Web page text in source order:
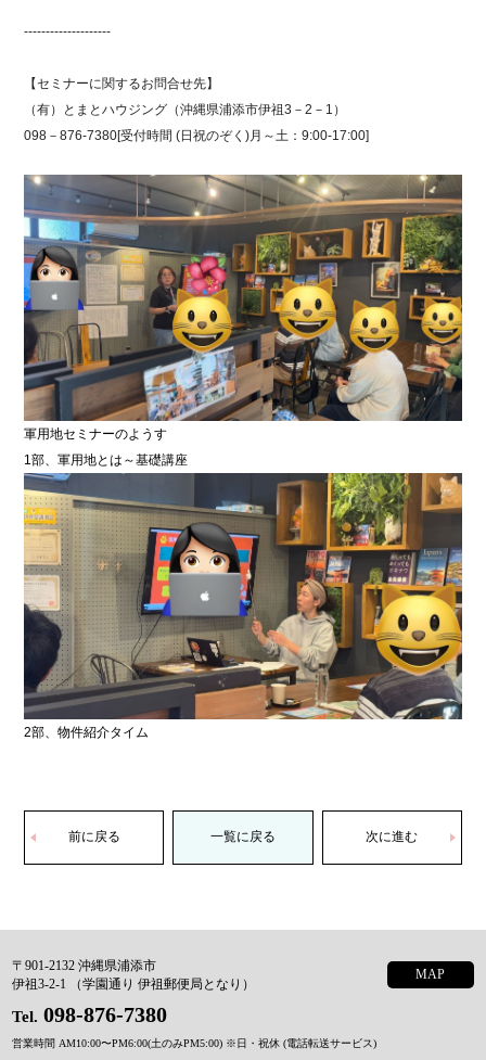
--------------------
【セミナーに関するお問合せ先】
（有）とまとハウジング（沖縄県浦添市伊祖3－2－1）
098－876-7380[受付時間 (日祝のぞく)月～土：9:00-17:00]
軍用地セミナーのようす
1部、軍用地とは～基礎講座
2部、物件紹介タイム
前に戻る 一覧に戻る 次に進む
〒901-2132 沖縄県浦添市
伊祖3-2-1 （学園通り 伊祖郵便局となり）
MAP
Tel. 098-876-7380
営業時間 AM10:00〜PM6:00(土のみPM5:00) ※日・祝休 (電話転送サービス)